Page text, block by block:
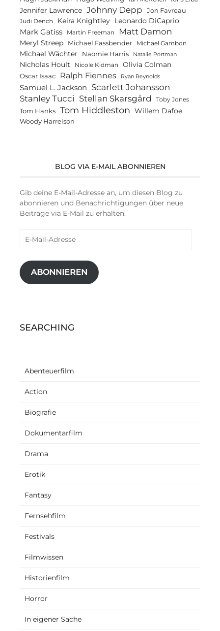
Jennifer Lawrence Johnny Depp Jon Favreau
Judi Dench Keira Knightley Leonardo DiCaprio
Mark Gatiss Martin Freeman Matt Damon
Meryl Streep Michael Fassbender Michael Gambon
Michael Wächter Naomie Harris Natalie Portman
Nicholas Hoult Nicole Kidman Olivia Colman
Oscar Isaac Ralph Fiennes Ryan Reynolds
Samuel L. Jackson Scarlett Johansson
Stanley Tucci Stellan Skarsgård Toby Jones
Tom Hanks Tom Hiddleston Willem Dafoe
Woody Harrelson
BLOG VIA E-MAIL ABONNIEREN
Gib deine E-Mail-Adresse an, um diesen Blog zu
abonnieren und Benachrichtigungen über neue
Beiträge via E-Mail zu erhalten.
Mail-
ABONNIEREN
SEARCHING
Abenteuerfilm
Action
Biografie
Dokumentarfilm
Drama
Erotik
Fantasy
Fernsehfilm
Festivals
Filmwissen
Historienfilm
Horror
In eigener Sache